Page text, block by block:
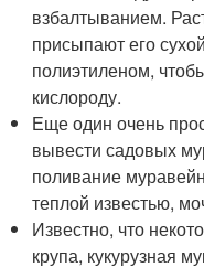
взбалтыванием.
присыпают его
полиэтиленом,
кислороду.
Еще один очень
вывести садовых
поливание
теплой известью,
Известно, что
крупа, кукурузная